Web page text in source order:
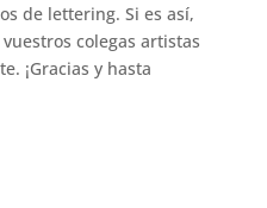
de lettering. Si es así,
colegas artistas
¡Gracias y hasta